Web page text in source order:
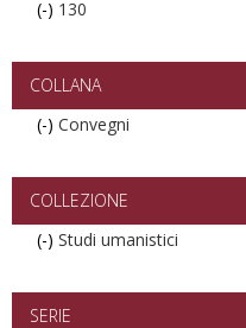
Filosofia
(-) Remove
filter
130
COLLANA
(-) Remove
filter
Convegni
COLLEZIONE
(-) Remove
umanistici
filter
Studi umanistici
SERIE